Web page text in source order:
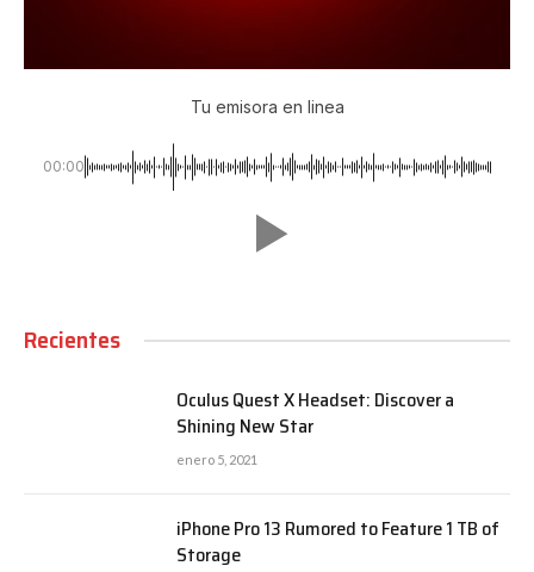
Tu emisora en linea
00:00
Recientes
Oculus Quest X Headset: Discover a
Shining New Star
enero 5, 2021
iPhone Pro 13 Rumored to Feature 1 TB of
Storage